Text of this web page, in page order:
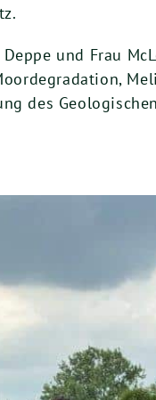
und Frau
des